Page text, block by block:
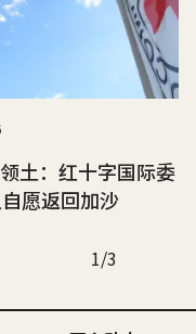
土：红十字国际委
愿返回加沙
1/3
1/3